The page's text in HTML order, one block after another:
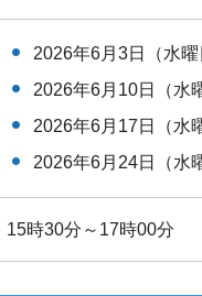
2026年6月3日（水曜
2026年6月10日（水
2026年6月17日（水
2026年6月24日（水
15時30分～17時00分